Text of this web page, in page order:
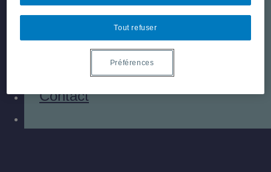
Ateliers
Diffusion
Contact
Tout refuser
Préférences